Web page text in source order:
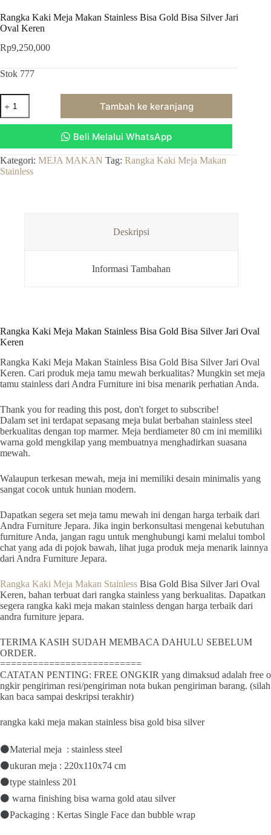
Rangka Kaki Meja Makan Stainless Bisa Gold Bisa Silver Jari
Oval Keren
Rp9,250,000
Stok 777
Kuantitas
Rangka
Kaki
Stainless
Bisa
Gold
Tambah ke keranjang
Beli Melalui WhatsApp
Kategori: MEJA MAKAN Tag: Rangka Kaki Meja Makan
Stainless
Deskripsi
Informasi Tambahan
Rangka Kaki Meja Makan Stainless Bisa Gold Bisa Silver Jari Oval
Keren
Rangka Kaki Meja Makan Stainless Bisa Gold Bisa Silver Jari Oval
Keren. Cari produk meja tamu mewah berkualitas? Mungkin set meja
tamu stainless dari Andra Furniture ini bisa menarik perhatian Anda.
Thank you for reading this post, don't forget to subscribe!
Dalam set ini terdapat sepasang meja bulat berbahan stainless steel
berkualitas dengan top marmer. Meja berdiameter 80 cm ini memiliki
warna gold mengkilap yang membuatnya menghadirkan suasana
mewah.
Walaupun terkesan mewah, meja ini memiliki desain minimalis yang
sangat cocok untuk hunian modern.
Dapatkan segera set meja tamu mewah ini dengan harga terbaik dari
Andra Furniture Jepara. Jika ingin berkonsultasi mengenai kebutuhan
furniture Anda, jangan ragu untuk menghubungi kami melalui tombol
chat yang ada di pojok bawah, lihat juga produk meja menarik lainnya
dari Andra Furniture Jepara.
Rangka Kaki Meja Makan Stainless Bisa Gold Bisa Silver Jari Oval
Keren, bahan terbuat dari rangka stainless yang berkualitas. Dapatkan
segera rangka kaki meja makan stainless dengan harga terbaik dari
andra furniture jepara.
TERIMA KASIH SUDAH MEMBACA DAHULU SEBELUM
ORDER.
==========================
CATATAN PENTING: FREE ONGKIR yang dimaksud adalah free o
ngkir pengiriman resi/pengiriman nota bukan pengiriman barang. (silah
kan baca sampai deskripsi terakhir)
rangka kaki meja makan stainless bisa gold bisa silver
⚫Material meja : stainless steel
⚫ukuran meja : 220x110x74 cm
⚫type stainless 201
⚫ warna finishing bisa warna gold atau silver
⚫Packaging : Kertas Single Face dan bubble wrap